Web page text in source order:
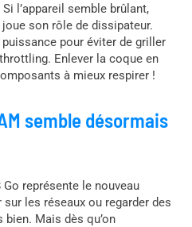
l’appareil semble brûlant,
son rôle de dissipateur.
pour éviter de griller
Enlever la coque en
à mieux respirer !
semble désormais
représente le nouveau
les réseaux ou regarder des
Mais dès qu’on